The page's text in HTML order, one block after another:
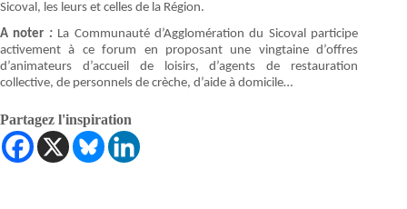
Sicoval, les leurs et celles de la Région.
A noter : La Communauté d’Agglomération du Sicoval participe
activement à ce forum en proposant une vingtaine d’offres
d’animateurs d’accueil de loisirs, d’agents de restauration
collective, de personnels de crèche, d’aide à domicile…
Partagez l'inspiration